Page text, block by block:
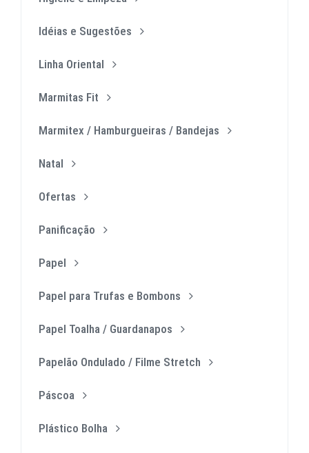
Idéias e Sugestões
Linha Oriental
Marmitas Fit
Marmitex / Hamburgueiras / Bandejas
Natal
Ofertas
Panificação
Papel
Papel para Trufas e Bombons
Papel Toalha / Guardanapos
Papelão Ondulado / Filme Stretch
Páscoa
Plástico Bolha